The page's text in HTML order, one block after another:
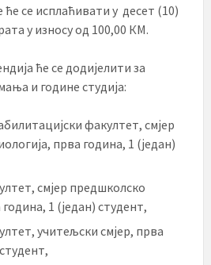
ће се исплаћивати у десет (10)
у износу од 100,00 КМ.
ће се додијелити за
и годинe студија:
факултет, смјер
прва година, 1 (један)
смјер предшколско
1 (један) студент,
учитељски смјер, прва